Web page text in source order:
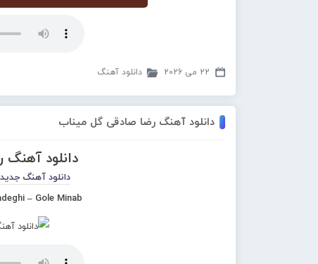
22 می 2026 دانلود آهنگ
دانلود آهنگ رضا صادقی گل میناب
دانلود
دانلود آهنگ جدید
– Gole Minab